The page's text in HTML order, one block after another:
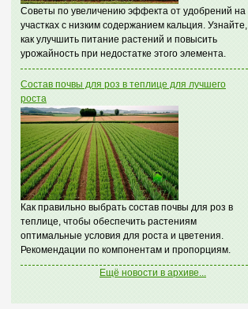
Советы по увеличению эффекта от удобрений на
участках с низким содержанием кальция. Узнайте,
как улучшить питание растений и повысить
урожайность при недостатке этого элемента.
Состав почвы для роз в теплице для лучшего
роста
Как правильно выбрать состав почвы для роз в
теплице, чтобы обеспечить растениям
оптимальные условия для роста и цветения.
Рекомендации по компонентам и пропорциям.
Ещё новости в архиве...